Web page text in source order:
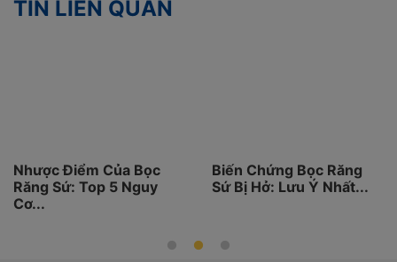
TIN LIÊN QUAN
Nhược Điểm Của Bọc
Răng Sứ: Top 5 Nguy
Cơ...
Biến Chứng Bọc Răng
Sứ Bị Hở: Lưu Ý Nhất...